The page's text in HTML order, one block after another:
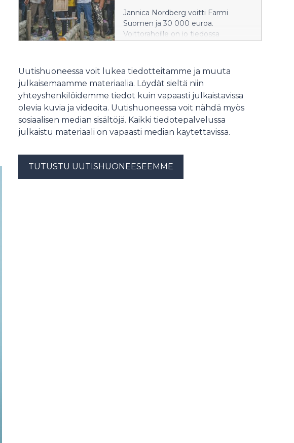
Jannica Nordberg voitti Farmi
Suomen ja 30 000 euroa.
Voittorahoille on jo tiedossa
Uutishuoneessa voit lukea tiedotteitamme ja muuta
julkaisemaamme materiaalia. Löydät sieltä niin
yhteyshenkilöidemme tiedot kuin vapaasti julkaistavissa
olevia kuvia ja videoita. Uutishuoneessa voit nähdä myös
sosiaalisen median sisältöjä. Kaikki tiedotepalvelussa
julkaistu materiaali on vapaasti median käytettävissä.
TUTUSTU UUTISHUONEESEEMME